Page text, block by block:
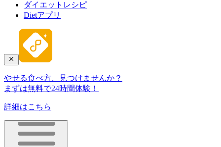
ダイエットレシピ
Dietアプリ
やせる食べ方、見つけませんか？
まずは無料で24時間体験！
詳細はこちら